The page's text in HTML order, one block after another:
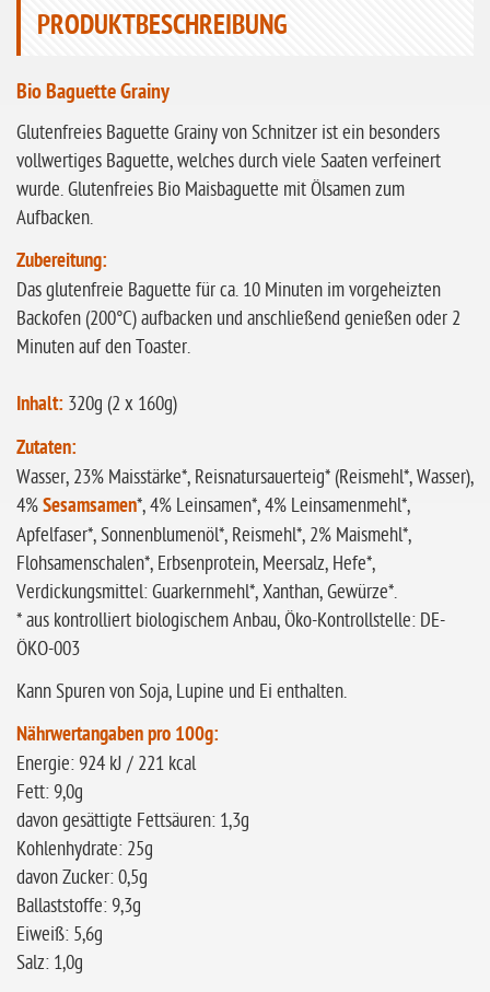
ohne Knoblauch
glutenfrei
ohne
Sonnenblumen
ohne Palmöl
PRODUKTBESCHREIBUNG
Bio Baguette Grainy
Glutenfreies Baguette Grainy von Schnitzer ist ein besonders
vollwertiges Baguette, welches durch viele Saaten verfeinert
wurde. Glutenfreies Bio Maisbaguette mit Ölsamen zum
Aufbacken.
Zubereitung:
Das glutenfreie Baguette für ca. 10 Minuten im vorgeheizten
Backofen (200°C) aufbacken und anschließend genießen oder 2
Minuten auf den Toaster.
Inhalt: 320g (2 x 160g)
Zutaten:
Wasser, 23% Maisstärke*, Reisnatursauerteig* (Reismehl*, Wasser),
4%Sesamsamen*, 4% Leinsamen*, 4% Leinsamenmehl*,
Apfelfaser*, Sonnenblumenöl*, Reismehl*, 2% Maismehl*,
Flohsamenschalen*, Erbsenprotein, Meersalz, Hefe*,
Verdickungsmittel: Guarkernmehl*, Xanthan, Gewürze*.
* aus kontrolliert biologischem Anbau, Öko-Kontrollstelle: DE-
ÖKO-003
Kann Spuren von Soja, Lupine und Ei enthalten.
Nährwertangaben pro 100g:
Energie: 924 kJ / 221 kcal
Fett: 9,0g
davon gesättigte Fettsäuren: 1,3g
Kohlenhydrate: 25g
davon Zucker: 0,5g
Ballaststoffe: 9,3g
Eiweiß: 5,6g
Salz: 1,0g